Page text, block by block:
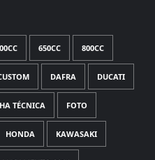
650CC 800CC
DAFRA DUCATI
TÉCNICA FOTO
HONDA KAWASAKI